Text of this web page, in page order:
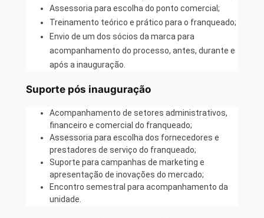
Assessoria para escolha do ponto comercial;
Treinamento teórico e prático para o franqueado;
Envio de um dos sócios da marca para
acompanhamento do processo, antes, durante e
após a inauguração.
Suporte pós inauguração
Acompanhamento de setores administrativos,
financeiro e comercial do franqueado;
Assessoria para escolha dos fornecedores e
prestadores de serviço do franqueado;
Suporte para campanhas de marketing e
apresentação de inovações do mercado;
Encontro semestral para acompanhamento da
unidade.